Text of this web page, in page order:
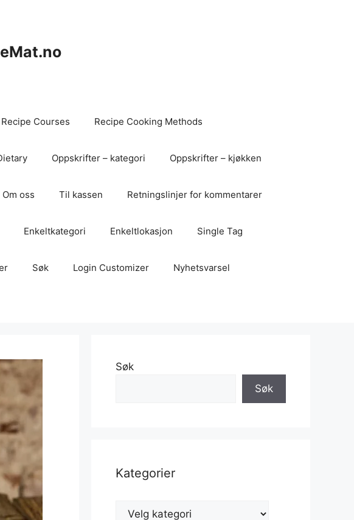
Recipe Courses Recipe Cooking Methods
Oppskrifter – kategori Oppskrifter – kjøkken
Om oss Til kassen Retningslinjer for kommentarer
Enkeltkategori Enkeltlokasjon Single Tag
Søk Login Customizer Nyhetsvarsel
Søk
Søk
Kategorier
Kategorier